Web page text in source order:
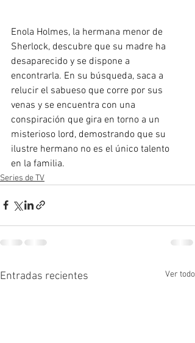
Enola Holmes, la hermana menor de
Sherlock, descubre que su madre ha
desaparecido y se dispone a
encontrarla. En su búsqueda, saca a
relucir el sabueso que corre por sus
venas y se encuentra con una
conspiración que gira en torno a un
misterioso lord, demostrando que su
ilustre hermano no es el único talento
en la familia.
Series de TV
Entradas recientes Ver todo